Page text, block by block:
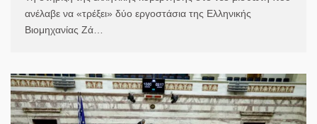
ανέλαβε να «τρέξει» δύο εργοστάσια της Ελληνικής
Βιομηχανίας Ζά…